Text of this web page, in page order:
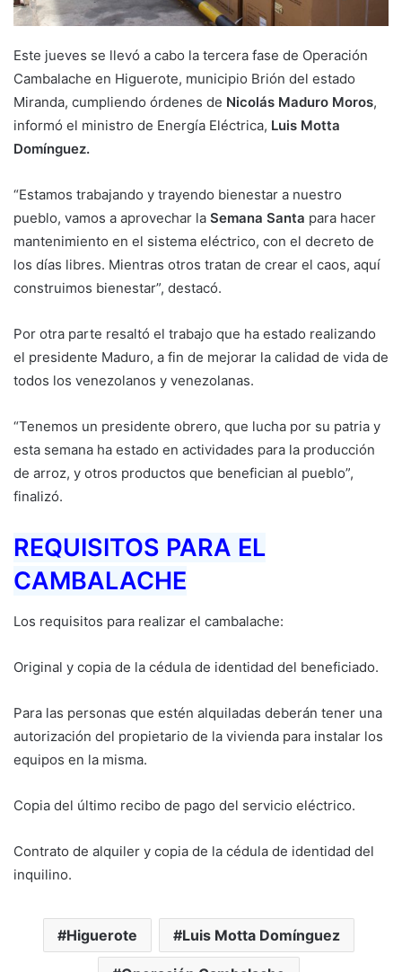
Este jueves se llevó a cabo la tercera fase de Operación
Cambalache en Higuerote, municipio Brión del estado
Miranda, cumpliendo órdenes de Nicolás Maduro Moros,
informó el ministro de Energía Eléctrica, Luis Motta
Domínguez.
“Estamos trabajando y trayendo bienestar a nuestro
pueblo, vamos a aprovechar la Semana Santa para hacer
mantenimiento en el sistema eléctrico, con el decreto de
los días libres. Mientras otros tratan de crear el caos, aquí
construimos bienestar”, destacó.
Por otra parte resaltó el trabajo que ha estado realizando
el presidente Maduro, a fin de mejorar la calidad de vida de
todos los venezolanos y venezolanas.
“Tenemos un presidente obrero, que lucha por su patria y
esta semana ha estado en actividades para la producción
de arroz, y otros productos que benefician al pueblo”,
finalizó.
REQUISITOS PARA EL
CAMBALACHE
Los requisitos para realizar el cambalache:
Original y copia de la cédula de identidad del beneficiado.
Para las personas que estén alquiladas deberán tener una
autorización del propietario de la vivienda para instalar los
equipos en la misma.
Copia del último recibo de pago del servicio eléctrico.
Contrato de alquiler y copia de la cédula de identidad del
inquilino.
Higuerote Luis Motta Domínguez